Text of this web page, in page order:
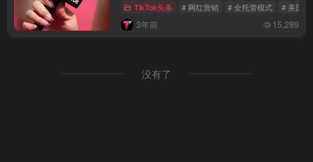
TikTok头条 # 网红营销 # 全托管模式 # 美国市
3年前 15,289
没有了